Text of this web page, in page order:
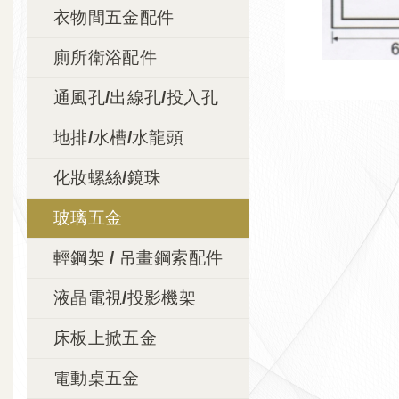
衣物間五金配件
廁所衛浴配件
通風孔/出線孔/投入孔
地排/水槽/水龍頭
化妝螺絲/鏡珠
玻璃五金
輕鋼架 / 吊畫鋼索配件
液晶電視/投影機架
床板上掀五金
電動桌五金